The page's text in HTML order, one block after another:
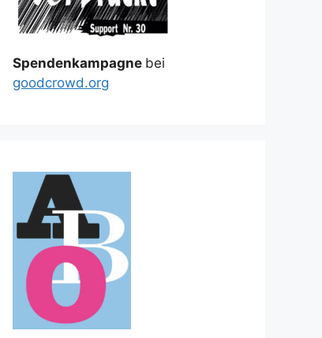
Spendenkampagne bei
goodcrowd.org